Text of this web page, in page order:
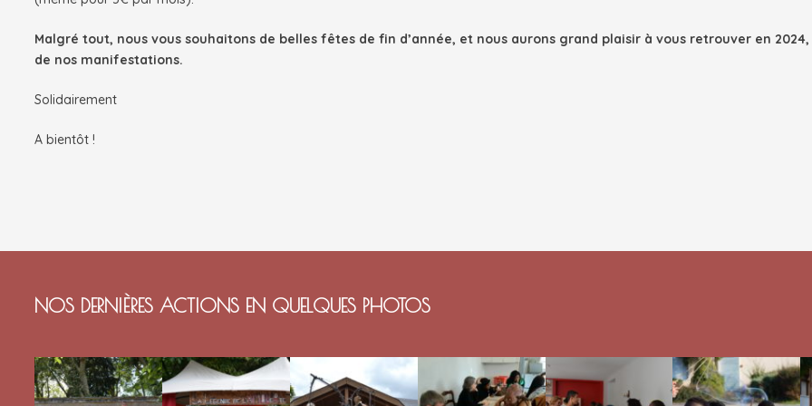
Malgré tout, nous vous souhaitons de belles fêtes de fin d’année, et nous aurons grand plaisir à vous retrouver en
de nos manifestations.
Solidairement
A bientôt !
NOS DERNIÈRES ACTIONS EN QUELQUES PHOTOS